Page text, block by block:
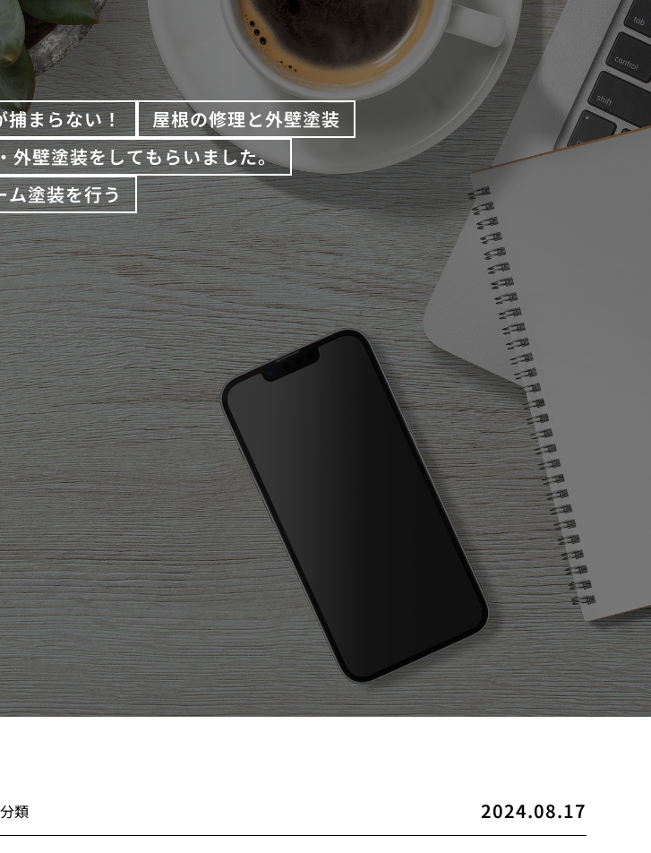
捕まらない！
屋根の修理と外壁塗装
外壁塗装をしてもらいました。
ム塗装を行う
2024.08.17
類